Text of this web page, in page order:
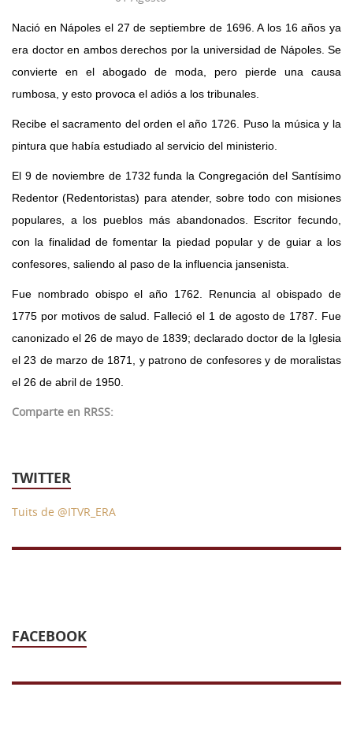
42 Semana (2013)
41 Semana (2012)
39 Semana (2010)
Nació en Nápoles el 27 de septiembre de 1696. A los 16 años ya
era doctor en ambos derechos por la universidad de Nápoles. Se
convierte en el abogado de moda, pero pierde una causa
rumbosa, y esto provoca el adiós a los tribunales.
Recibe el sacramento del orden el año 1726. Puso la música y la
pintura que había estudiado al servicio del ministerio.
El 9 de noviembre de 1732 funda la Congregación del Santísimo
Redentor (Redentoristas) para atender, sobre todo con misiones
populares, a los pueblos más abandonados. Escritor fecundo,
con la finalidad de fomentar la piedad popular y de guiar a los
confesores, saliendo al paso de la influencia jansenista.
Fue nombrado obispo el año 1762. Renuncia al obispado de
1775 por motivos de salud. Falleció el 1 de agosto de 1787. Fue
canonizado el 26 de mayo de 1839; declarado doctor de la Iglesia
el 23 de marzo de 1871, y patrono de confesores y de moralistas
el 26 de abril de 1950.
Comparte en RRSS:
TWITTER
Tuits de @ITVR_ERA
FACEBOOK